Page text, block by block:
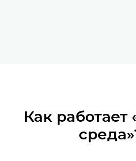
Как работает